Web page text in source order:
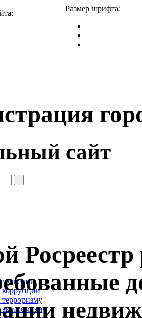
Размер шрифта:
сайт
коррупции